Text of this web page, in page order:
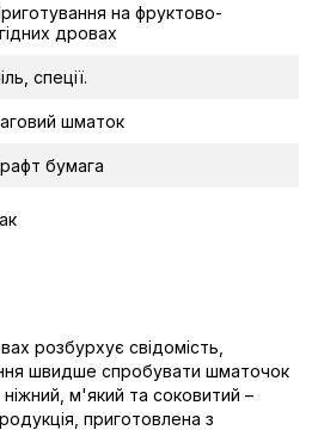
на фруктово-
дровах
спеції.
шматок
бумага
розбурхує свідомість,
швидше спробувати шматочок
м'який та соковитий –
приготовлена з